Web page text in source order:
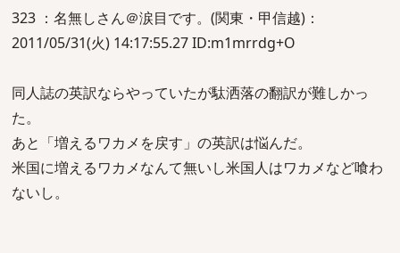
323 ：名無しさん＠涙目です。(関東・甲信越)：
2011/05/31(火) 14:17:55.27 ID:m1mrrdg+O
同人誌の英訳ならやっていたが駄洒落の翻訳が難しかっ
た。
あと「増えるワカメを戻す」の英訳は悩んだ。
米国に増えるワカメなんて無いし米国人はワカメなど喰わ
ないし。